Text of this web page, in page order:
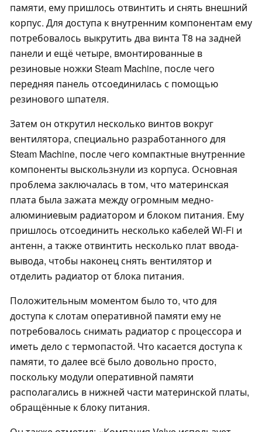
памяти, ему пришлось отвинтить и снять внешний
корпус. Для доступа к внутренним компонентам ему
потребовалось выкрутить два винта T8 на задней
панели и ещё четыре, вмонтированные в
резиновые ножки Steam Machine, после чего
передняя панель отсоединилась с помощью
резинового шпателя.
Затем он открутил несколько винтов вокруг
вентилятора, специально разработанного для
Steam Machine, после чего компактные внутренние
компоненты выскользнули из корпуса. Основная
проблема заключалась в том, что материнская
плата была зажата между огромным медно-
алюминиевым радиатором и блоком питания. Ему
пришлось отсоединить несколько кабелей Wi-Fi и
антенн, а также отвинтить несколько плат ввода-
вывода, чтобы наконец снять вентилятор и
отделить радиатор от блока питания.
Положительным моментом было то, что для
доступа к слотам оперативной памяти ему не
потребовалось снимать радиатор с процессора и
иметь дело с термопастой. Что касается доступа к
памяти, то далее всё было довольно просто,
поскольку модули оперативной памяти
располагались в нижней части материнской платы,
обращённые к блоку питания.